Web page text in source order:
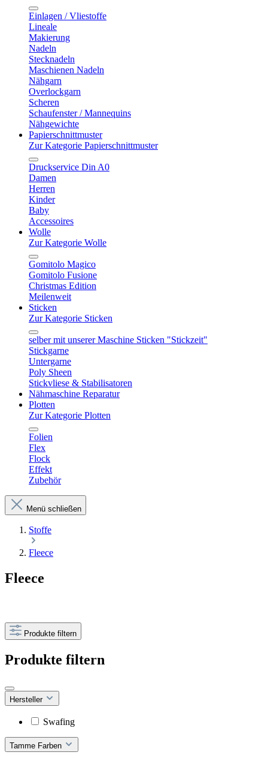
Einlagen / Vliestoffe
Lineale
Makierung
Nadeln
Stecknadeln
Maschienen Nadeln
Nähgarn
Overlockgarn
Scheren
Schaufenster / Mannequins
Nähgewichte
Papierschnittmuster
Zur Kategorie Papierschnittmuster
Druckservice Din A0
Damen
Herren
Kinder
Baby
Accessoires
Wolle
Zur Kategorie Wolle
Gomitolo Magico
Gomitolo Fusione
Christmas Edition
Meilenweit
Sticken
Zur Kategorie Sticken
selber mit unserer Maschine Sticken "Stickzeit"
Stickgarne
Untergarne
Poly Sheen
Stickvliese & Stabilisatoren
Nähmaschine Reparatur
Plotten
Zur Kategorie Plotten
Folien
Flex
Flock
Effekt
Zubehör
Menü schließen
Stoffe
Fleece
Fleece
Produkte filtern
Produkte filtern
Hersteller
Swafing
Tamme Farben